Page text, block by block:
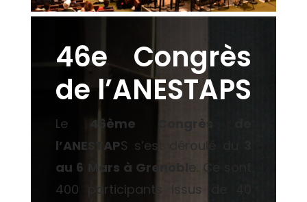
46e Congrès
de l’ANESTAPS
Le 46ème Congrès de
l’ANESTAPS s’est déroulé du
au 6 Mars à Grenobl e. Ce sont
400 participants issus de 40